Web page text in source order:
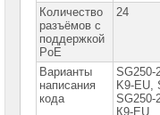
Сетевое
оборудование
Huawei
Сетевое
оборудование
Zyxel
Количество
разъёмов с
поддержкой
PoE
24
Варианты
написания
кода
SG250-
K9-ЕU,
SG250-
К9-ЕU